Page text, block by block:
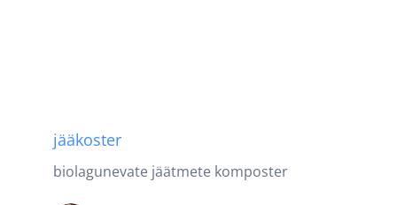
jääkoster
biolagunevate jäätmete komposter